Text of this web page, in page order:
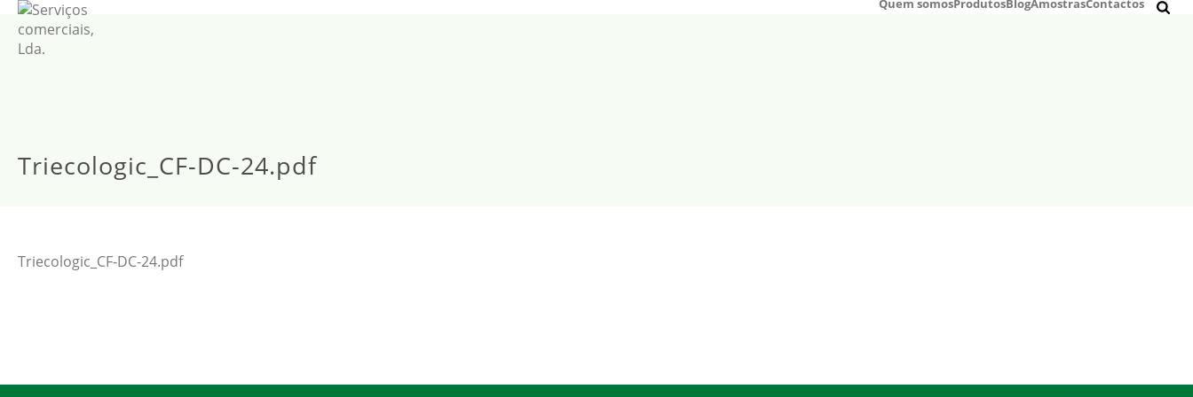
Quem somosProdutosBlogAmostrasContactos
Triecologic_CF-DC-24.pdf
Triecologic_CF-DC-24.pdf